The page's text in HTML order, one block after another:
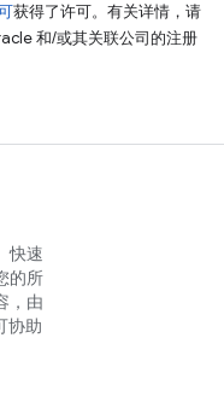
获得了许可。有关详情，请
和/或其关联公司的注册
快速
的所
，由
协助